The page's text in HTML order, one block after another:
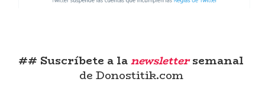
## Suscríbete a lanewslettersemanal
de Donostitik.com